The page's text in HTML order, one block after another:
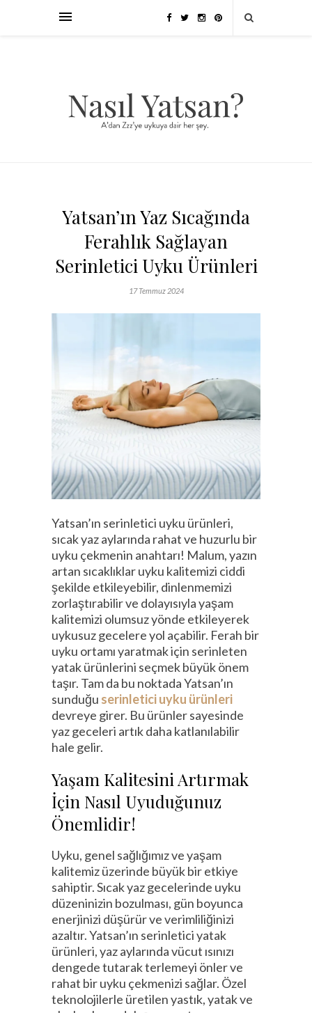
Yatsan’ın Yaz Sıcağında
Ferahlık Sağlayan
Serinletici Uyku Ürünleri
17 Temmuz 2024
Yatsan’ın serinletici uyku ürünleri,
sıcak yaz aylarında rahat ve huzurlu bir
uyku çekmenin anahtarı! Malum, yazın
artan sıcaklıklar uyku kalitemizi ciddi
şekilde etkileyebilir, dinlenmemizi
zorlaştırabilir ve dolayısıyla yaşam
kalitemizi olumsuz yönde etkileyerek
uykusuz gecelere yol açabilir. Ferah bir
uyku ortamı yaratmak için serinleten
yatak ürünlerini seçmek büyük önem
taşır. Tam da bu noktada Yatsan’ın
sunduğu serinletici uyku ürünleri
devreye girer. Bu ürünler sayesinde
yaz geceleri artık daha katlanılabilir
hale gelir.
Yaşam Kalitesini Artırmak
İçin Nasıl Uyuduğunuz
Önemlidir!
Uyku, genel sağlığımız ve yaşam
kalitemiz üzerinde büyük bir etkiye
sahiptir. Sıcak yaz gecelerinde uyku
düzeninizin bozulması, gün boyunca
enerjinizi düşürür ve verimliliğinizi
azaltır. Yatsan’ın serinletici yatak
ürünleri, yaz aylarında vücut ısınızı
dengede tutarak terlemeyi önler ve
rahat bir uyku çekmenizi sağlar. Özel
teknolojilerle üretilen yastık, yatak ve